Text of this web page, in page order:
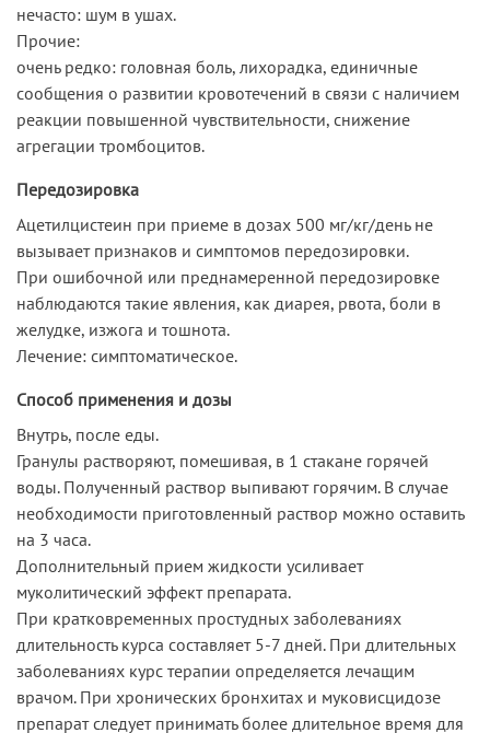
нечасто: шум в ушах.
Прочие:
очень редко: головная боль, лихорадка, единичные
сообщения о развитии кровотечений в связи с наличием
реакции повышенной чувствительности, снижение
агрегации тромбоцитов.
Передозировка
Ацетилцистеин при приеме в дозах 500 мг/кг/день не
вызывает признаков и симптомов передозировки.
При ошибочной или преднамеренной передозировке
наблюдаются такие явления, как диарея, рвота, боли в
желудке, изжога и тошнота.
Лечение: симптоматическое.
Способ применения и дозы
Внутрь, после еды.
Гранулы растворяют, помешивая, в 1 стакане горячей
воды. Полученный раствор выпивают горячим. В случае
необходимости приготовленный раствор можно оставить
на 3 часа.
Дополнительный прием жидкости усиливает
муколитический эффект препарата.
При кратковременных простудных заболеваниях
длительность курса составляет 5-7 дней. При длительных
заболеваниях курс терапии определяется лечащим
врачом. При хронических бронхитах и муковисцидозе
препарат следует принимать более длительное время для